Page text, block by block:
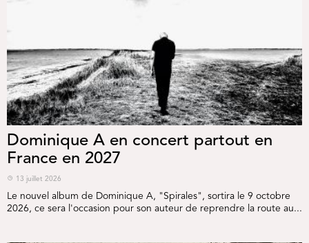
Dominique A en concert partout en
France en 2027
13 juillet 2026
Le nouvel album de Dominique A, "Spirales", sortira le 9 octobre
2026, ce sera l'occasion pour son auteur de reprendre la route au...